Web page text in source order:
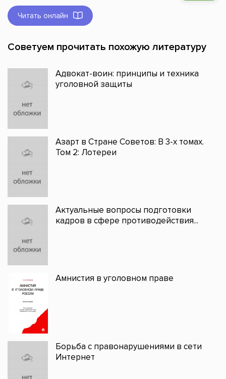
Читать онлайн
Советуем прочитать похожую литературу
Адвокат-воин: принципы и техника
уголовной защиты
Азарт в Стране Советов: В 3-х томах.
Том 2: Лотереи
Актуальные вопросы подготовки
кадров в сфере противодействия...
Амнистия в уголовном праве
Борьба с правонарушениями в сети
Интернет